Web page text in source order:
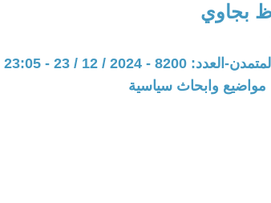
بجاوي
8200 - 2024 / 12 / 23 - 23:05
مواضيع وابحاث سياسية